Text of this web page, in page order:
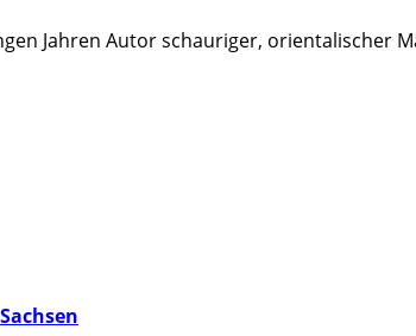
Jahren Autor schauriger, orientalischer